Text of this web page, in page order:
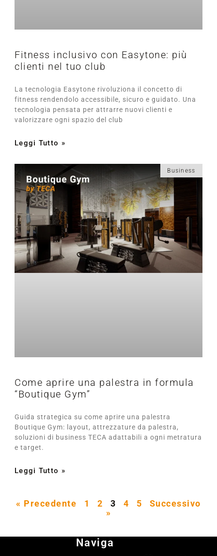
Fitness inclusivo con Easytone: più
clienti nel tuo club
La tecnologia Easytone rivoluziona il concetto di
fitness rendendolo accessibile, sicuro e guidato. Una
tecnologia pensata per attrarre nuovi clienti e
valorizzare ogni spazio del club
Leggi Tutto »
Business
Come aprire una palestra in formula
“Boutique Gym”
Guida strategica su come aprire una palestra
Boutique Gym: layout, attrezzature da palestra,
soluzioni di business TECA adattabili a ogni metratura
e target.
Leggi Tutto »
« Precedente 1 2 3 4 5
Successivo
»
Naviga